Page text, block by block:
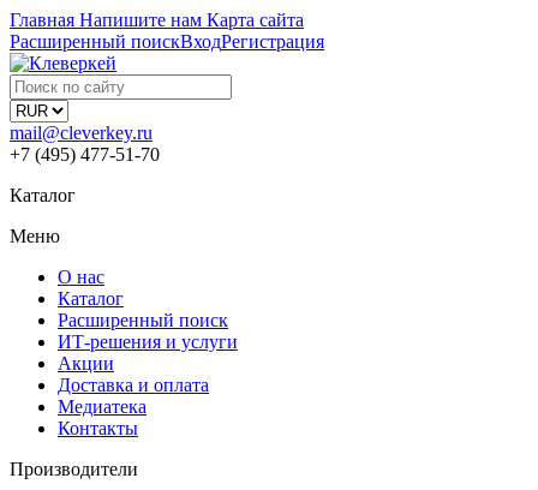
Главная Напишите нам Карта сайта
Расширенный поискВходРегистрация
mail@cleverkey.ru
+7 (495) 477-51-70
Каталог
Меню
О нас
Каталог
Расширенный поиск
ИТ-решения и услуги
Акции
Доставка и оплата
Медиатека
Контакты
Производители